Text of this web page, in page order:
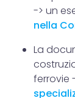
raccolto dal
-> un
nella
La
ferrovie